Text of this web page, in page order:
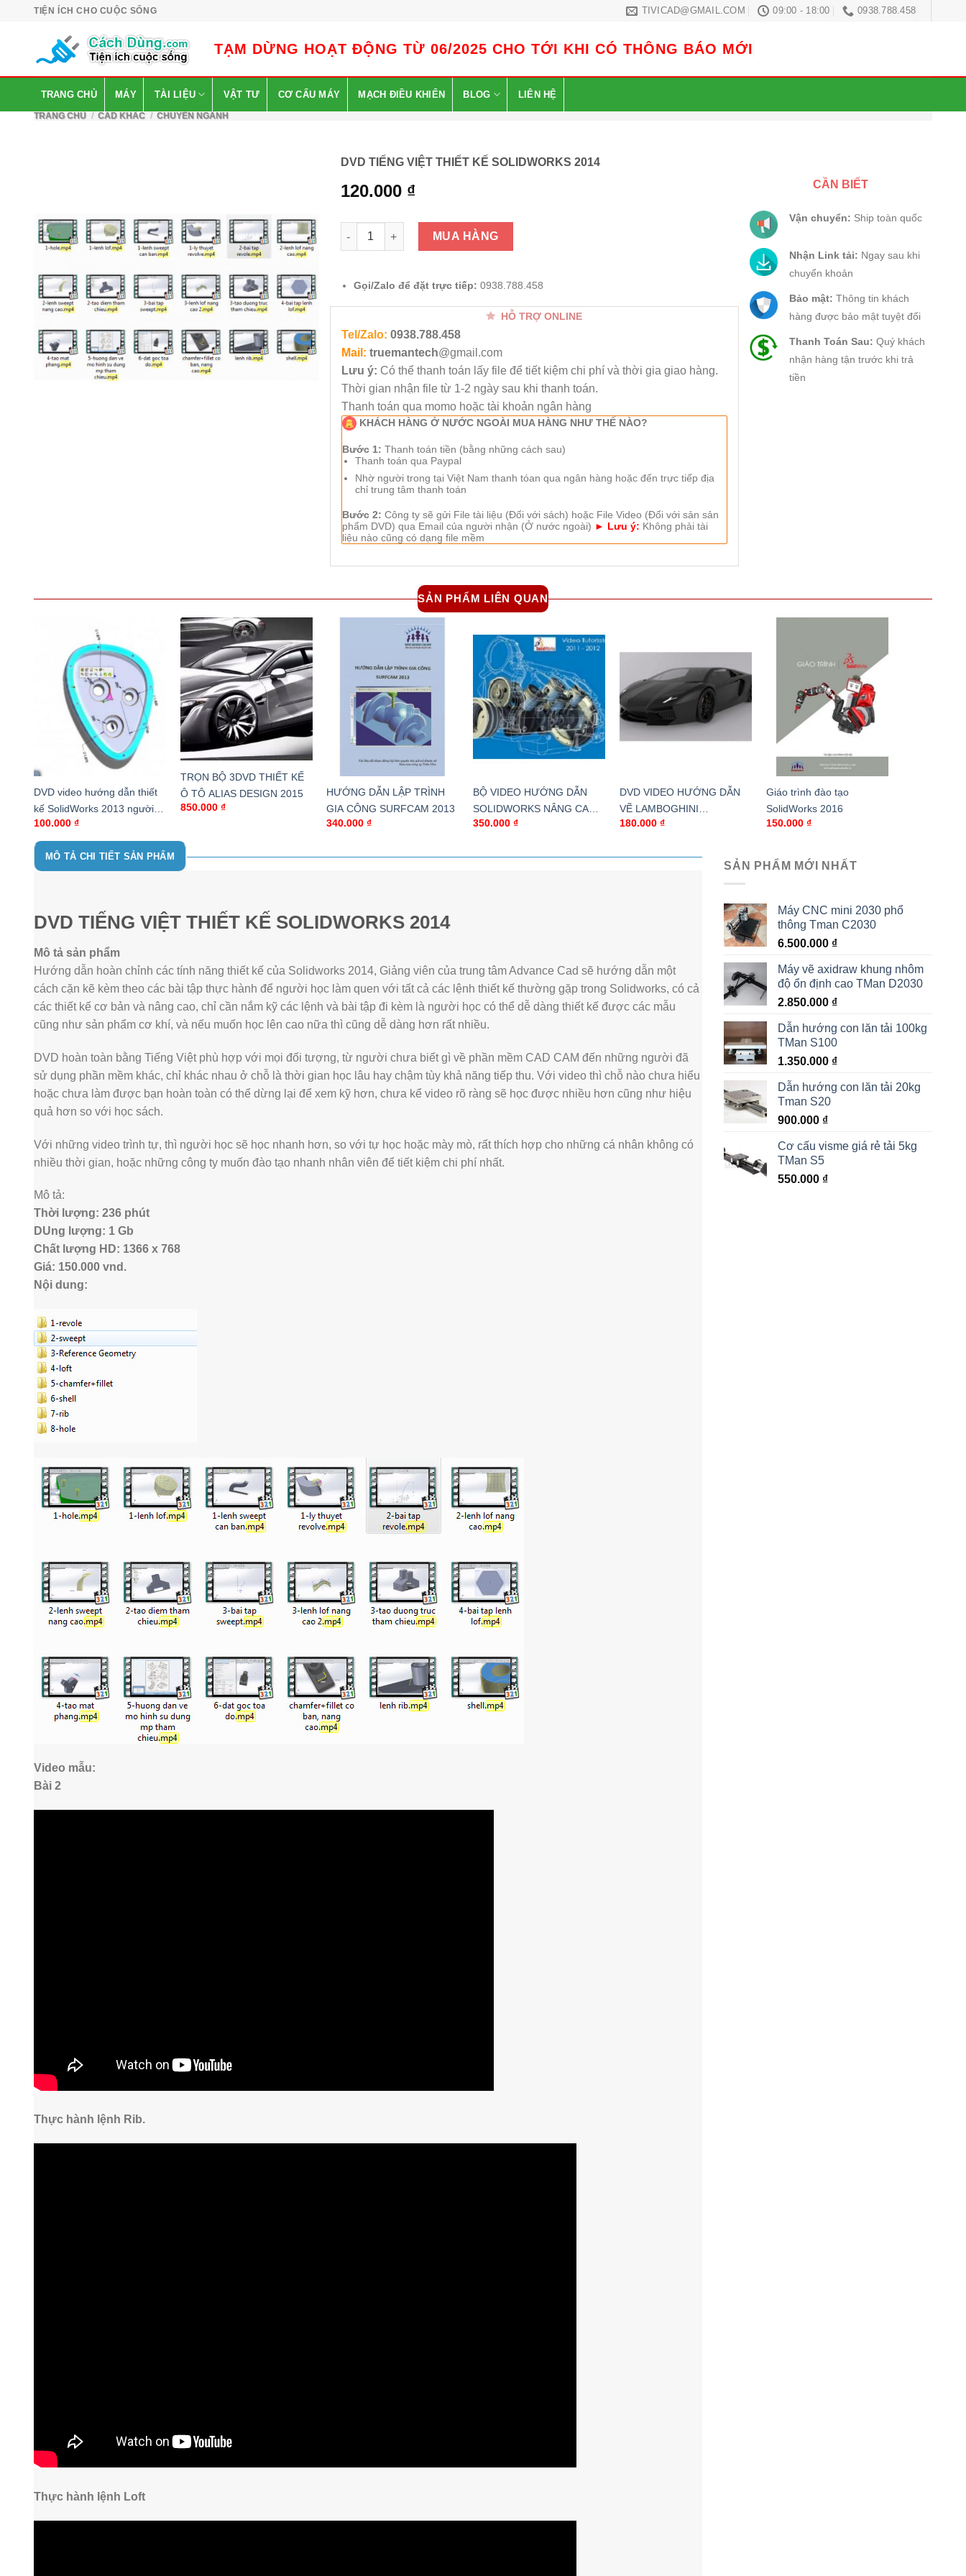
TIỆN ÍCH CHO CUỘC SỐNG TIVICAD@GMAIL.COM 09:00 - 18:00 0938.788.458
TẠM DỪNG HOẠT ĐỘNG TỪ 06/2025 CHO TỚI KHI CÓ THÔNG BÁO MỚI
TRANG CHỦ MÁY TÀI LIỆU VẬT TƯ CƠ CẤU MÁY MẠCH ĐIỀU KHIỂN BLOG LIÊN HỆ
TRANG CHỦ / CAD KHÁC / CHUYÊN NGÀNH
DVD TIẾNG VIỆT THIẾT KẾ SOLIDWORKS 2014
120.000 ₫
DVD TIẾNG VIỆT THIẾT KẾ SOLIDWORKS 2014 số lượng
MUA HÀNG
Gọi/Zalo để đặt trực tiếp: 0938.788.458
HỖ TRỢ ONLINE
Tel/Zalo: 0938.788.458
Mail: truemantech@gmail.com
Lưu ý: Có thể thanh toán lấy file để tiết kiệm chi phí và thời gia giao hàng.
Thời gian nhận file từ 1-2 ngày sau khi thanh toán.
Thanh toán qua momo hoặc tài khoản ngân hàng
KHÁCH HÀNG Ở NƯỚC NGOÀI MUA HÀNG NHƯ THẾ NÀO?
Bước 1: Thanh toán tiền (bằng những cách sau)
Thanh toán qua Paypal
Nhờ người trong tại Việt Nam thanh tóan qua ngân hàng hoặc đến trực tiếp địa
chỉ trung tâm thanh toán
Bước 2: Công ty sẽ gửi File tài liệu (Đối với sách) hoặc File Video (Đối với sản sản
phẩm DVD) qua Email của người nhận (Ở nước ngoài) ► Lưu ý: Không phải tài
liệu nào cũng có dạng file mềm
CẦN BIẾT
Vận chuyển: Ship toàn quốc
Nhận Link tải: Ngay sau khi
chuyển khoản
Bảo mật: Thông tin khách
hàng được bảo mật tuyệt đối
Thanh Toán Sau: Quý khách
nhận hàng tận trước khi trả
tiền
SẢN PHẨM LIÊN QUAN
DVD video hướng dẫn thiết
kế SolidWorks 2013 người
mới học
100.000 ₫
TRỌN BỘ 3DVD THIẾT KẾ
Ô TÔ ALIAS DESIGN 2015
850.000 ₫
HƯỚNG DẪN LẬP TRÌNH
GIA CÔNG SURFCAM 2013
340.000₫
BỘ VIDEO HƯỚNG DẪN
SOLIDWORKS NÂNG CAO
VỚI 29H THỜI LƯỢNG
350.000₫
DVD VIDEO HƯỚNG DẪN
VẼ LAMBOGHINI
AVENDATOR BẰNG
180.000 ₫
Giáo trình đào tạo
SolidWorks 2016
150.000 ₫
MÔ TẢ CHI TIẾT SẢN PHẨM
DVD TIẾNG VIỆT THIẾT KẾ SOLIDWORKS 2014
Mô tả sản phẩm
Hướng dẫn hoàn chỉnh các tính năng thiết kế của Solidworks 2014, Giảng viên của trung tâm Advance Cad sẽ hướng dẫn một
cách cặn kẽ kèm theo các bài tập thực hành để người học làm quen với tất cả các lệnh thiết kế thường gặp trong Solidworks, có cả
các thiết kế cơ bản và nâng cao, chỉ cần nắm kỹ các lệnh và bài tập đi kèm là người học có thể dễ dàng thiết kế được các mẫu
cũng như sản phẩm cơ khí, và nếu muốn học lên cao nữa thì cũng dễ dàng hơn rất nhiều.
DVD hoàn toàn bằng Tiếng Việt phù hợp với mọi đối tượng, từ người chưa biết gì về phần mềm CAD CAM đến những người đã
sử dụng phần mềm khác, chỉ khác nhau ở chỗ là thời gian học lâu hay chậm tùy khả năng tiếp thu. Với video thì chỗ nào chưa hiểu
hoặc chưa làm được bạn hoàn toàn có thể dừng lại để xem kỹ hơn, chưa kể video rõ ràng sẽ học được nhiều hơn cũng như hiệu
quả hơn so với học sách.
Với những video trình tự, thì người học sẽ học nhanh hơn, so với tự học hoặc mày mò, rất thích hợp cho những cá nhân không có
nhiều thời gian, hoặc những công ty muốn đào tạo nhanh nhân viên để tiết kiệm chi phí nhất.
Mô tả:
Thời lượng: 236 phút
DUng lượng: 1 Gb
Chất lượng HD: 1366 x 768
Giá: 150.000 vnd.
Nội dung:
Video mẫu:
Bài 2
Thực hành lệnh Rib.
Thực hành lệnh Loft
SẢN PHẨM MỚI NHẤT
Máy CNC mini 2030 phổ
thông Tman C2030
6.500.000 ₫
Máy vẽ axidraw khung nhôm
độ ổn định cao TMan D2030
2.850.000 ₫
Dẫn hướng con lăn tải 100kg
TMan S100
1.350.000 ₫
Dẫn hướng con lăn tải 20kg
Tman S20
900.000 ₫
Cơ cấu visme giá rẻ tải 5kg
TMan S5
550.000 ₫